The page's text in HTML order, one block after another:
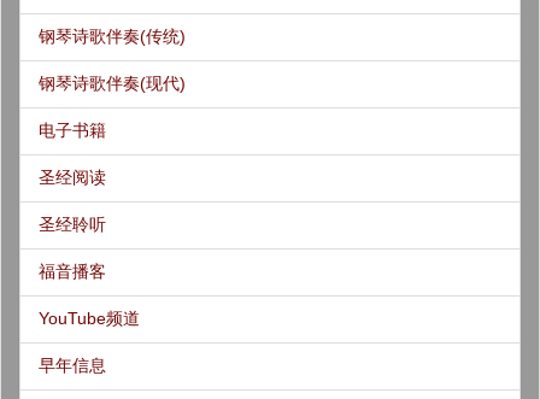
钢琴诗歌伴奏(传统)
钢琴诗歌伴奏(现代)
电子书籍
圣经阅读
圣经聆听
福音播客
YouTube频道
早年信息